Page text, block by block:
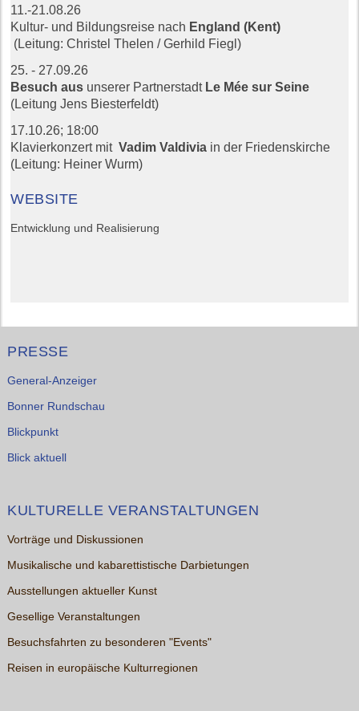
11.-21.08.26
Kultur- und Bildungsreise nach England (Kent)
(Leitung: Christel Thelen / Gerhild Fiegl)
25. - 27.09.26
Besuch aus unserer Partnerstadt Le Mée sur Seine
(Leitung Jens Biesterfeldt)
17.10.26; 18:00
Klavierkonzert mitVadim Valdivia in der Friedenskirche
(Leitung: Heiner Wurm)
WEBSITE
Entwicklung und Realisierung
PRESSE
General-Anzeiger
Bonner Rundschau
Blickpunkt
Blick aktuell
KULTURELLE VERANSTALTUNGEN
Vorträge und Diskussionen
Musikalische und kabarettistische Darbietungen
Ausstellungen aktueller Kunst
Gesellige Veranstaltungen
Besuchsfahrten zu besonderen "Events"
Reisen in europäische Kulturregionen